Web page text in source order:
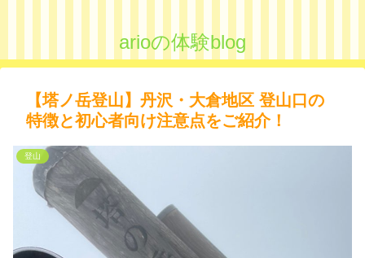
arioの体験blog
【塔ノ岳登山】丹沢・大倉地区 登山口の
特徴と初心者向け注意点をご紹介！
登山